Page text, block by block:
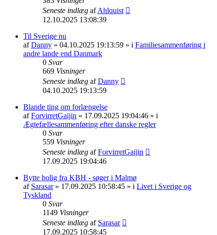
Seneste indlæg afAhlquist
12.10.2025 13:08:39
Til Sverige nu
afDanny » 04.10.2025 19:13:59 » i Familiesammenføring i
andre lande end Danmark
0 Svar
669 Visninger
Seneste indlæg afDanny
04.10.2025 19:13:59
Blande ting om forlængelse
afForvirretGaijin » 17.09.2025 19:04:46 » i
Ægtefællesammenføring efter danske regler
0 Svar
559 Visninger
Seneste indlæg afForvirretGaijin
17.09.2025 19:04:46
Bytte bolig fra KBH - søger i Malmø
af Sarasar» 17.09.2025 10:58:45 » i Livet i Sverige og
Tyskland
0 Svar
1149 Visninger
Seneste indlæg af Sarasar
17.09.2025 10:58:45